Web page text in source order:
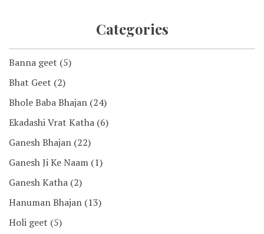
Categories
Banna geet (5)
Bhat Geet (2)
Bhole Baba Bhajan (24)
Ekadashi Vrat Katha (6)
Ganesh Bhajan (22)
Ganesh Ji Ke Naam (1)
Ganesh Katha (2)
Hanuman Bhajan (13)
Holi geet (5)